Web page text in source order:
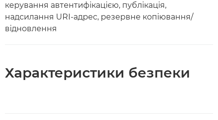
керування автентифікацією, публікація,
надсилання URI-адрес, резервне копіювання/
відновлення
Характеристики безпеки